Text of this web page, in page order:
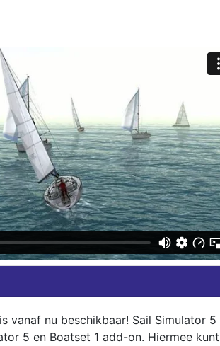
vanaf nu beschikbaar! Sail Simulator 5
5 en Boatset 1 add-on. Hiermee kunt